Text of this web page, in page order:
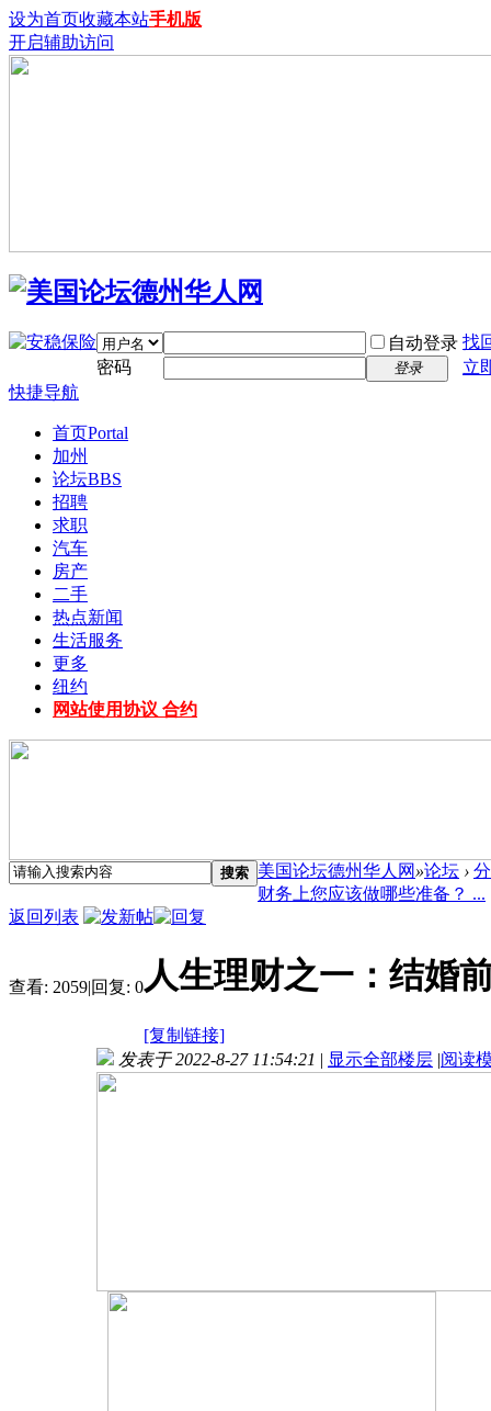
设为首页收藏本站手机版
开启辅助访问
自动登录 找
密码
登录
立
快捷导航
首页Portal
加州
论坛BBS
招聘
求职
汽车
房产
二手
热点新闻
生活服务
更多
纽约
网站使用协议 合约
搜索 美国论坛德州华人网 »论坛 ›
财务上您应该做哪些准备？ ...
返回列表
查看: 2059|回复: 0人生理财之一：结婚
[复制链接]
发表于 2022-8-27 11:54:21 | 显示全部楼层 |阅读